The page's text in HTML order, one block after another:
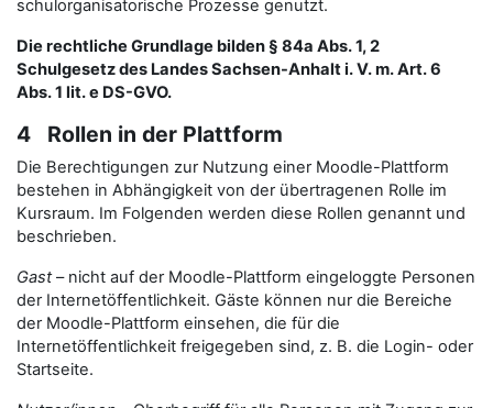
schulorganisatorische Prozesse genutzt.
Die rechtliche Grundlage bilden § 84a Abs. 1, 2
Schulgesetz des Landes Sachsen-Anhalt i. V. m. Art. 6
Abs. 1 lit. e DS-GVO.
4 Rollen in der Plattform
Die Berechtigungen zur Nutzung einer Moodle-Plattform
bestehen in Abhängigkeit von der übertragenen Rolle im
Kursraum. Im Folgenden werden diese Rollen genannt und
beschrieben.
Gast– nicht auf der Moodle-Plattform eingeloggte Personen
der Internetöffentlichkeit. Gäste können nur die Bereiche
der Moodle-Plattform einsehen, die für die
Internetöffentlichkeit freigegeben sind, z. B. die Login- oder
Startseite.